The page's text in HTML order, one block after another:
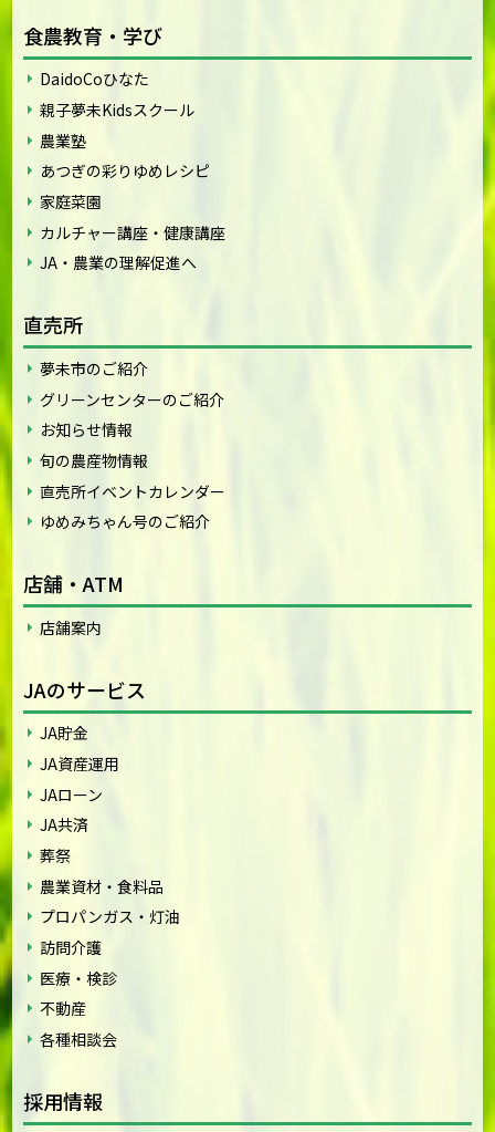
食農教育・学び
DaidoCoひなた
親子夢未Kidsスクール
農業塾
あつぎの彩りゆめレシピ
家庭菜園
カルチャー講座・健康講座
JA・農業の理解促進へ
直売所
夢未市のご紹介
グリーンセンターのご紹介
お知らせ情報
旬の農産物情報
直売所イベントカレンダー
ゆめみちゃん号のご紹介
店舗・ATM
店舗案内
JAのサービス
JA貯金
JA資産運用
JAローン
JA共済
葬祭
農業資材・食料品
プロパンガス・灯油
訪問介護
医療・検診
不動産
各種相談会
採用情報